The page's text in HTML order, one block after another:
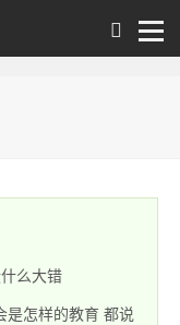
么大错
是怎样的教育 都说